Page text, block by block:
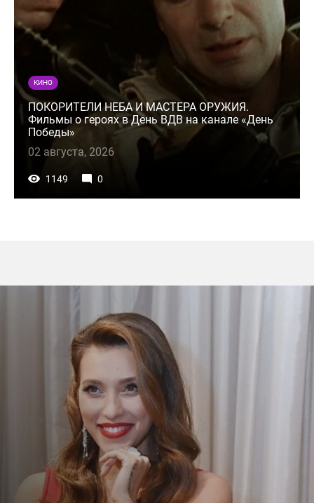
КИНО
ПОКОРИТЕЛИ НЕБА И МАСТЕРА ОРУЖИЯ.
Фильмы о героях в День ВДВ на канале «День
Победы»
02 августа, 2026
1149 0